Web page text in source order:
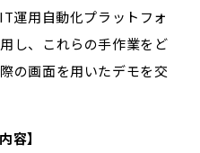
運用自動化プラットフォ
し、これらの手作業をど
の画面を用いたデモを交
容】